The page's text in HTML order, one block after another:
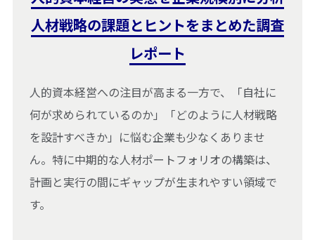
人材戦略の課題とヒントをまとめた調査
レポート
人的資本経営への注目が高まる一方で、「自社に
何が求められているのか」「どのように人材戦略
を設計すべきか」に悩む企業も少なくありませ
ん。特に中期的な人材ポートフォリオの構築は、
計画と実行の間にギャップが生まれやすい領域で
す。